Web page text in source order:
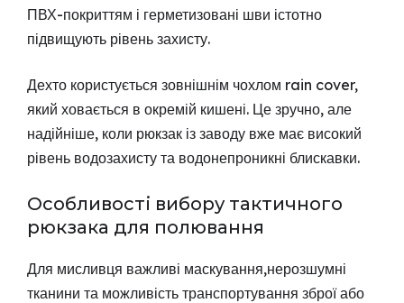
ПВХ-покриттям і герметизовані шви істотно
підвищують рівень захисту.
Дехто користується зовнішнім чохлом rain cover,
який ховається в окремій кишені. Це зручно, але
надійніше, коли рюкзак із заводу вже має високий
рівень водозахисту та водонепроникні блискавки.
Особливості вибору тактичного
рюкзака для полювання
Для мисливця важливі маскування,нерозшумні
тканини та можливість транспортування зброї або